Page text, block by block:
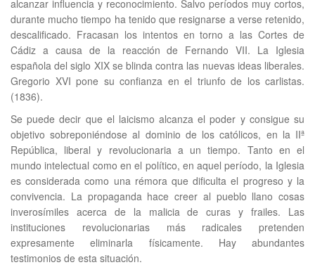
alcanzar influencia y reconocimiento. Salvo períodos muy cortos,
durante mucho tiempo ha tenido que resignarse a verse retenido,
descalificado. Fracasan los intentos en torno a las Cortes de
Cádiz a causa de la reacción de Fernando VII. La Iglesia
española del siglo XIX se blinda contra las nuevas ideas liberales.
Gregorio XVI pone su confianza en el triunfo de los carlistas.
(1836).
Se puede decir que el laicismo alcanza el poder y consigue su
objetivo sobreponiéndose al dominio de los católicos, en la IIª
República, liberal y revolucionaria a un tiempo. Tanto en el
mundo intelectual como en el político, en aquel período, la Iglesia
es considerada como una rémora que dificulta el progreso y la
convivencia. La propaganda hace creer al pueblo llano cosas
inverosímiles acerca de la malicia de curas y frailes. Las
instituciones revolucionarias más radicales pretenden
expresamente eliminarla físicamente. Hay abundantes
testimonios de esta situación.